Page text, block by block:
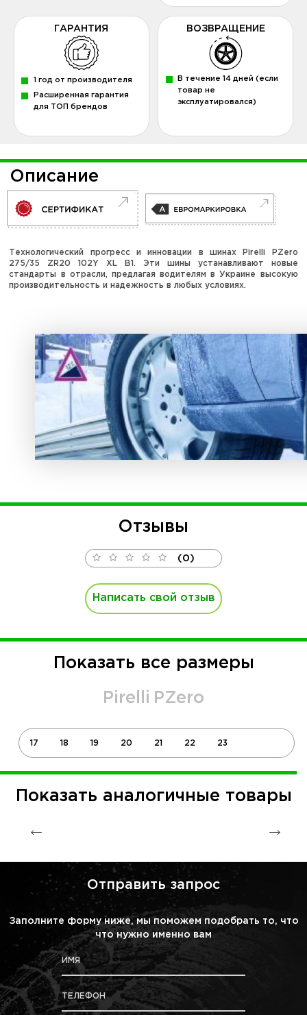
ГАРАНТИЯ
1 год от производителя
Расширенная гарантия
для ТОП брендов
ВОЗВРАЩЕНИЕ
В течение 14 дней (если
товар не
эксплуатировался)
Описание
Технологический прогресс и инновации в шинах Pirelli PZero
275/35 ZR20 102Y XL B1. Эти шины устанавливают новые
стандарты в отрасли, предлагая водителям в Украине высокую
производительность и надежность в любых условиях.
Отзывы
(0)
Написать свой отзыв
Показать все размеры
Pirelli PZero
17 18 19 20 21 22 23
Показать аналогичные товары
Отправить запрос
Заполните форму ниже, мы поможем подобрать то, что
что нужно именно вам
ИМЯ
ТЕЛЕФОН